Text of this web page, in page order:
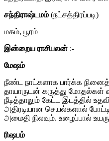
சந்திராஷ்டமம் (நட்சத்திரப்படி)
மகம், பூரம்
இன்றைய ராசிபலன் :-
மேஷம்
நீண்ட நாட்களாக பார்க்க
தாயாருடன் கருத்து மோதல்கள்
நீடித்தாலும் கேட்ட இடத்தில்
அதிரடியான செயல்களால்
அமைதி நிலவும். உழைப்பால்
ரிஷபம்